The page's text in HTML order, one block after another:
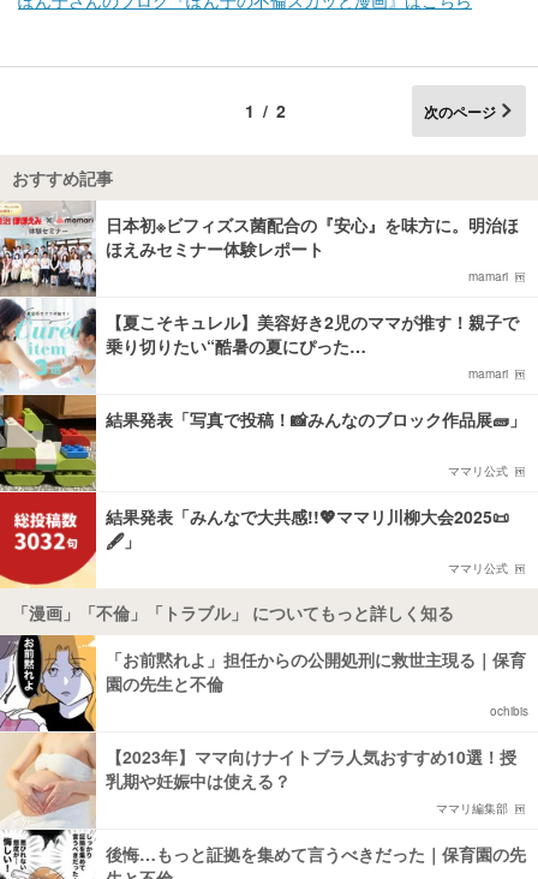
1/2 次のページ
おすすめ記事
日本初※ビフィズス菌配合の『安心』を味方に。明治ほ
ほえみセミナー体験レポート
mamari
【夏こそキュレル】美容好き2児のママが推す！親子で
乗り切りたい“酷暑の夏にぴった…
mamari
結果発表「写真で投稿！📸みんなのブロック作品展🧱」
ママリ公式
結果発表「みんなで大共感!!💖ママリ川柳大会2025📜
🖋️」
ママリ公式
「漫画」「不倫」「トラブル」 についてもっと詳しく知る
「お前黙れよ」担任からの公開処刑に救世主現る｜保育
園の先生と不倫
ochibis
【2023年】ママ向けナイトブラ人気おすすめ10選！授
乳期や妊娠中は使える？
ママリ編集部
後悔…もっと証拠を集めて言うべきだった｜保育園の先